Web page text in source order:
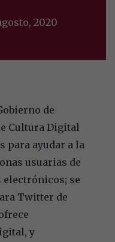
2020
de
Cultura Digital
para ayudar a la
usuarias de
se
Twitter de
y